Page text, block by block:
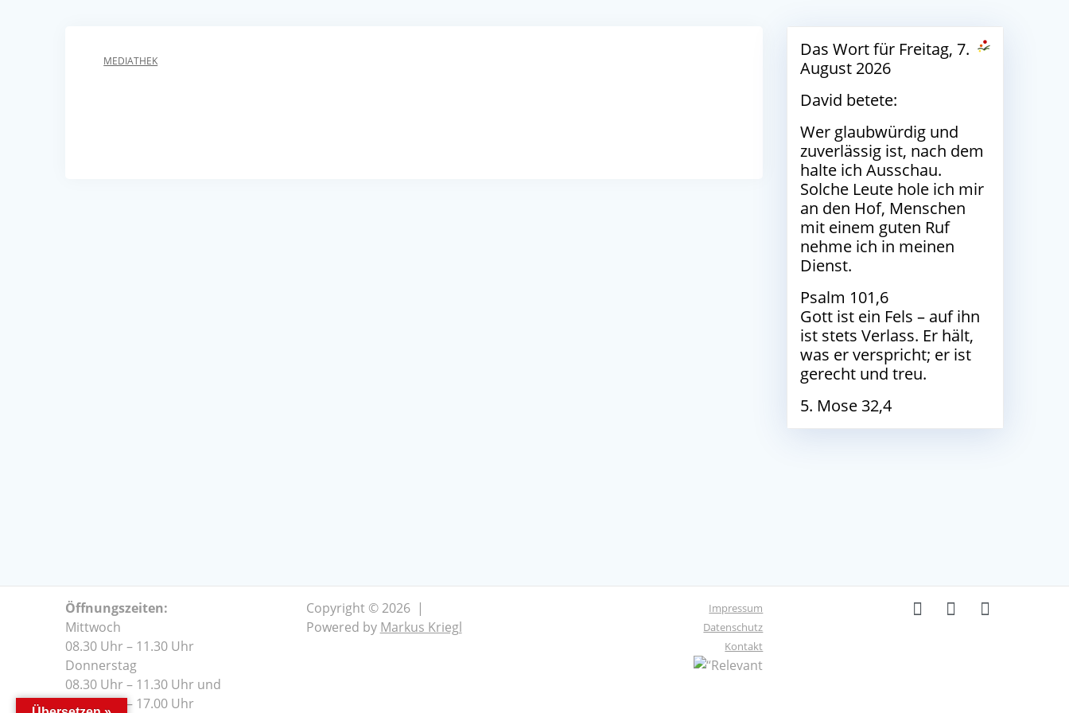
MEDIATHEK
Das Wort für Freitag, 7.
August 2026
David betete:
Wer glaubwürdig und
zuverlässig ist, nach dem
halte ich Ausschau.
Solche Leute hole ich mir
an den Hof, Menschen
mit einem guten Ruf
nehme ich in meinen
Dienst.
Psalm 101,6
Gott ist ein Fels – auf ihn
ist stets Verlass. Er hält,
was er verspricht; er ist
gerecht und treu.
5. Mose 32,4
Öffnungszeiten:
Mittwoch
08.30 Uhr – 11.30 Uhr
Donnerstag
08.30 Uhr – 11.30 Uhr und
14.00 Uhr – 17.00 Uhr
Copyright © 2026 |
Powered by Markus Kriegl
Impressum
Datenschutz
Kontakt